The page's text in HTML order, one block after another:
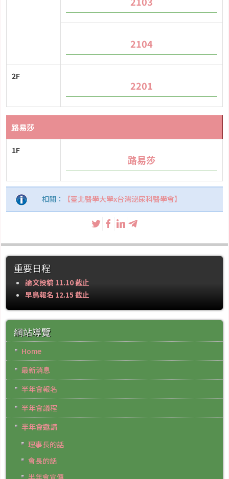
2104
2F
2201
路易莎
1F
路易莎
相關： 【臺北醫學大學x台灣泌尿科醫學會】
重要日程
論文投稿 11.10 截止
早鳥報名 12.15 截止
網站導覽
Home
最新消息
半年會報名
半年會議程
半年會邀請
理事長的話
會長的話
半年會宣傳